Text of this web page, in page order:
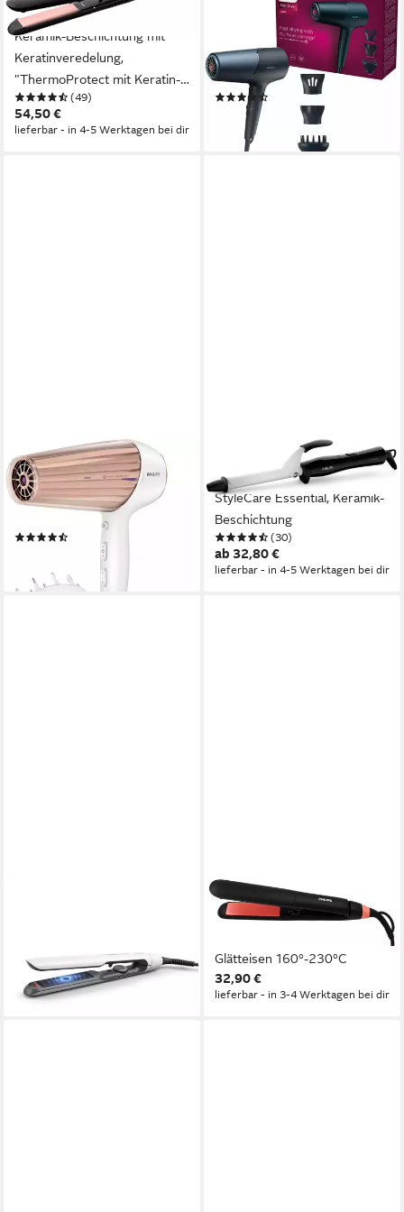
Glätteisen BHS378/00
Keramik-Beschichtung mit
Keratinveredelung,
"ThermoProtect mit Keratin-
Keramikplatten "
(49)
54,50 €
lieferbar - in 4-5 Werktagen bei dir
Haartrockner Series 5000
BHD512/20, 2300 W, mit
ThermoShield Technologie, 3
Hitze- und 2
Geschwindigkeitsstufen
69,85 €
lieferbar - in 6-7 Werktagen bei dir
PHILIPS
Haartrockner HP8280/00
MoistureProtect, 2300 W,
lieferbar - in 3-4 Werktagen bei dir
Lockenstab BHB862/00
StyleCare Essential, Keramik-
Beschichtung
(30)
ab 32,80 €
lieferbar - in 4-5 Werktagen bei dir
mit Ionisierung
ab 60,75 €
lieferbar - in 2-3 Werktagen bei dir
PHILIPS
Glätteisen Philips BHS376/00
Glätteisen 160°-230°C
32,90 €
lieferbar - in 3-4 Werktagen bei dir